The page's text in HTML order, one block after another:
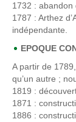
1732 : abandon
1787 : Arthez
indépendante.
EPOQUE
A partir de
qu’un autre ;
1819 :
1871 :
1886 :